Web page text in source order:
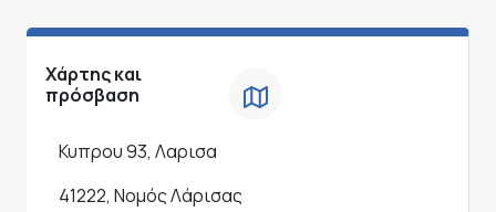
Χάρτης και
πρόσβαση
Κυπρου 93, Λαρισα
41222, Νομός Λάρισας